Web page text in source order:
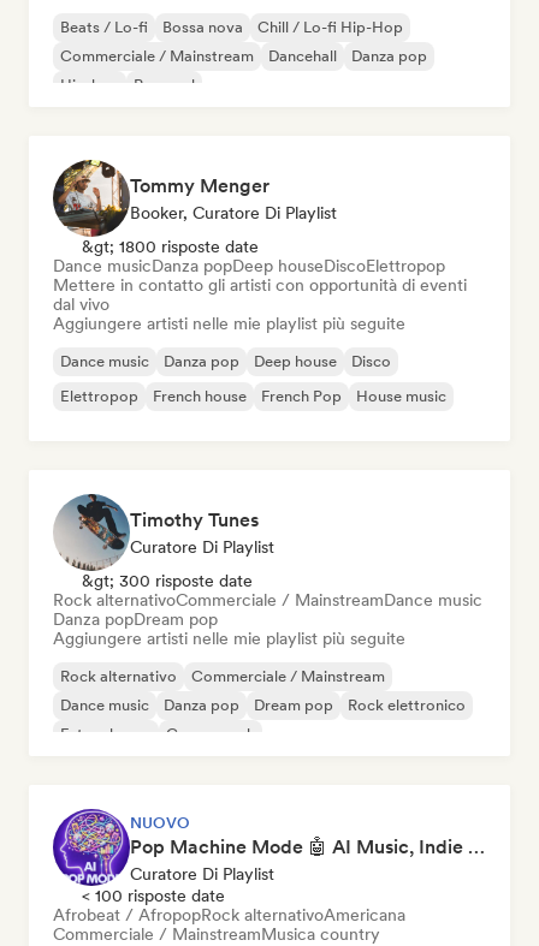
Beats / Lo-fi Bossa nova
Chill / Lo-fi Hip-Hop
Commerciale / Mainstream
Dancehall
Danza pop
Hip-hop
Pop soul
Tommy Menger
Booker, Curatore Di Playlist
&gt; 1800 risposte date
Dance musicDanza popDeep houseDiscoElettropop
Mettere in contatto gli artisti con opportunità di eventi
dal vivo
Aggiungere artisti nelle mie playlist più seguite
Dance music Danza pop Deep house
Disco
Elettropop
French house French Pop House music
Timothy Tunes
Curatore Di Playlist
&gt; 300 risposte date
Rock alternativoCommerciale / MainstreamDance music
Danza popDream pop
Aggiungere artisti nelle mie playlist più seguite
Rock alternativo
Commerciale / Mainstream
Dance music
Danza pop Dream pop
Rock elettronico
Future house
Garage rock
NUOVO
Pop Machine Mode 🤖 AI Music, Indie Pop & Dream Pop
Curatore Di Playlist
< 100 risposte date
Afrobeat / AfropopRock alternativoAmericana
Commerciale / MainstreamMusica country